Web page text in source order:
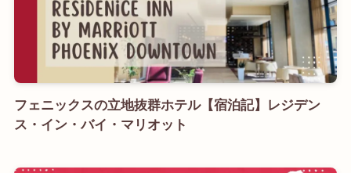
フェニックスの立地抜群ホテル【宿泊記】レジデン
ス・イン・バイ・マリオット